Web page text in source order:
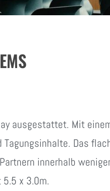
ausgestattet. Mit
Das
innerhalb
x 3.0m.